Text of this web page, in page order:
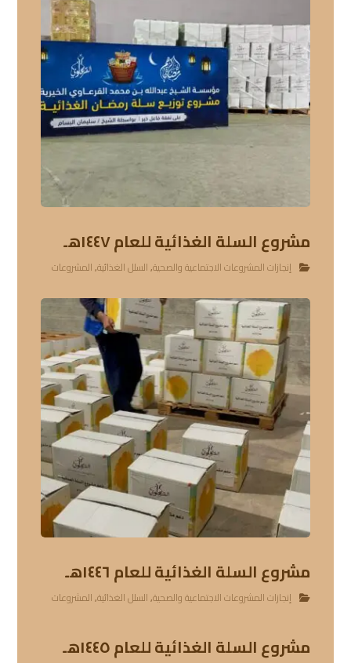
مشروع السلة الغذائية للعام ١٤٤٧هـ
إنجازات المشروعات الاجتماعية والصحية,السلل الغذائية,المشروعات
مشروع السلة الغذائية للعام ١٤٤٦هـ
إنجازات المشروعات الاجتماعية والصحية,السلل الغذائية,المشروعات
مشروع السلة الغذائية للعام ١٤٤٥هـ